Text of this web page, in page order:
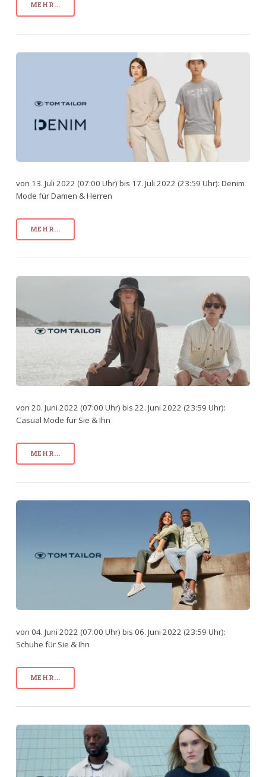
MEHR...
von 13. Juli 2022 (07:00 Uhr) bis 17. Juli 2022 (23:59 Uhr): Denim
Mode für Damen & Herren
MEHR...
von 20. Juni 2022 (07:00 Uhr) bis 22. Juni 2022 (23:59 Uhr):
Casual Mode für Sie & Ihn
MEHR...
von 04. Juni 2022 (07:00 Uhr) bis 06. Juni 2022 (23:59 Uhr):
Schuhe für Sie & Ihn
MEHR...